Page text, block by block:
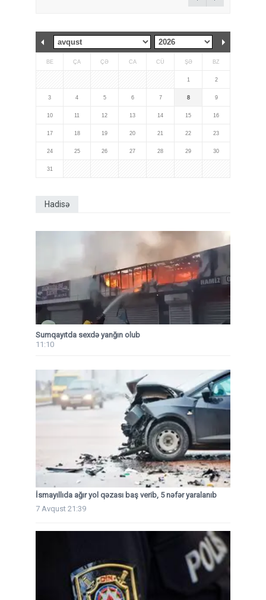
BE ÇA ÇƏ CA CÜ ŞƏ BZ
1 2
3 4 5 6 7 8 9
10 11 12 13 14 15 16
17 18 19 20 21 22 23
24 25 26 27 28 29 30
31
Hadisə
Sumqayıtda sexdə yanğın olub
11:10
İsmayıllıda ağır yol qəzası baş verib, 5 nəfər yaralanıb
7 Avqust 21:39